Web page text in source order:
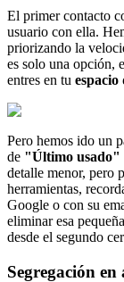
El primer contacto
usuario con ella.
priorizando la
es solo una opción,
entres en tu
Pero hemos ido un
de "Último usado"
detalle menor, pero
herramientas,
Google o con su
eliminar esa
desde el segundo
Segregación